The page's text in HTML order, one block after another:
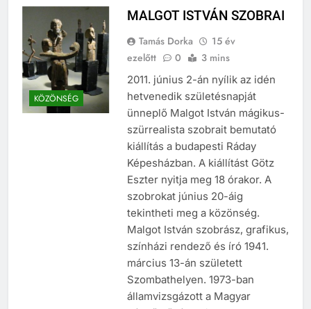
KÖZÖNSÉG
MALGOT ISTVÁN SZOBRAI
Tamás Dorka
15 év
ezelőtt
0 3 mins
2011. június 2-án nyílik az idén
hetvenedik születésnapját
ünneplő Malgot István mágikus-
szürrealista szobrait bemutató
kiállítás a budapesti Ráday
Képesházban. A kiállítást Götz
Eszter nyitja meg 18 órakor. A
szobrokat június 20-áig
tekintheti meg a közönség.
Malgot István szobrász, grafikus,
színházi rendező és író 1941.
március 13-án született
Szombathelyen. 1973-ban
államvizsgázott a Magyar